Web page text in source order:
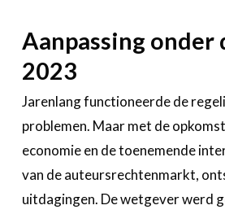
Aanpassing onder
2023
Jarenlang functioneerde de
problemen. Maar met de
economie en de toenemende
van de auteursrechtenmarkt,
uitdagingen. De wetgever werd